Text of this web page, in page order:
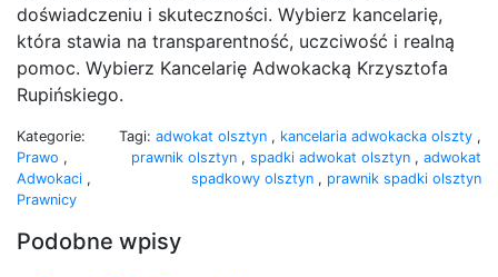
doświadczeniu i skuteczności. Wybierz kancelarię,
która stawia na transparentność, uczciwość i realną
pomoc. Wybierz Kancelarię Adwokacką Krzysztofa
Rupińskiego.
Kategorie:
Prawo ,
Adwokaci ,
Prawnicy
Tagi: adwokat olsztyn , kancelaria adwokacka olszty ,
prawnik olsztyn , spadki adwokat olsztyn , adwokat
spadkowy olsztyn , prawnik spadki olsztyn
Podobne wpisy